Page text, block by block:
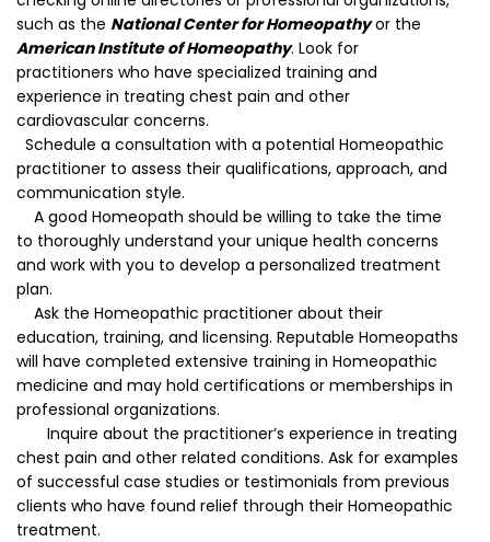
such as the National Center for Homeopathy or the
American Institute of Homeopathy. Look for
practitioners who have specialized training and
experience in treating chest pain and other
cardiovascular concerns.
Schedule a consultation with a potential Homeopathic
practitioner to assess their qualifications, approach, and
communication style.
A good Homeopath should be willing to take the time
to thoroughly understand your unique health concerns
and work with you to develop a personalized treatment
plan.
Ask the Homeopathic practitioner about their
education, training, and licensing. Reputable Homeopaths
will have completed extensive training in Homeopathic
medicine and may hold certifications or memberships in
professional organizations.
Inquire about the practitioner’s experience in treating
chest pain and other related conditions. Ask for examples
of successful case studies or testimonials from previous
clients who have found relief through their Homeopathic
treatment.